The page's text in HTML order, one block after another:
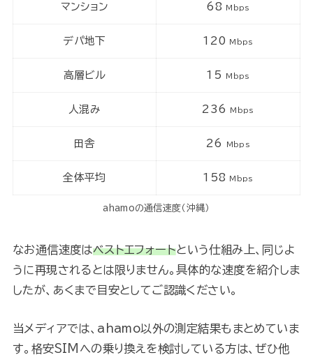
マンション 68 Mbps
デパ地下 120 Mbps
高層ビル 15 Mbps
人混み 236 Mbps
田舎 26 Mbps
全体平均 158 Mbps
ahamoの通信速度（沖縄）
なお通信速度はベストエフォートという仕組み上、同じよ
うに再現されるとは限りません。具体的な速度を紹介しま
したが、あくまで目安としてご認識ください。
当メディアでは、ahamo以外の測定結果もまとめていま
す。格安SIMへの乗り換えを検討している方は、ぜひ他